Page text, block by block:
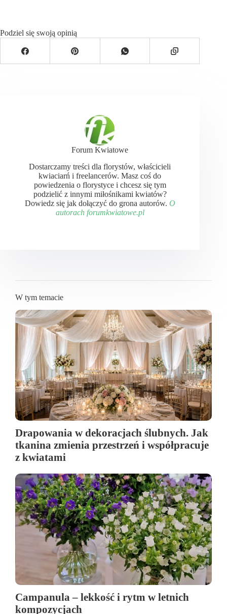
Podziel się swoją opinią
Forum Kwiatowe
Dostarczamy treści dla florystów, właścicieli
kwiaciarń i freelancerów. Masz coś do
powiedzenia o florystyce i chcesz się tym
podzielić z innymi miłośnikami kwiatów?
Dowiedz się jak dołączyć do grona autorów. O
autorach forumkwiatowe.pl
W tym temacie
Drapowania w dekoracjach ślubnych. Jak
tkanina zmienia przestrzeń i współpracuje
z kwiatami
Campanula – lekkość i rytm w letnich
kompozycjach